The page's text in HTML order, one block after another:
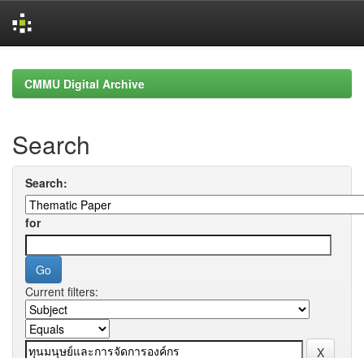
navigationCMMU Digital Archive
Search
Search:
for
Current filters: